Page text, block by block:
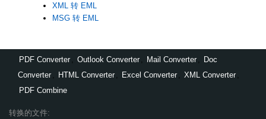
XML 转 EML
MSG 转 EML
PDF Converter Outlook Converter Mail Converter
Doc
Converter
HTML Converter Excel Converter XML Converter
PDF Combine
转换的文件: